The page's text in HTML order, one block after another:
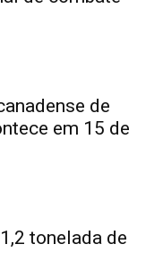
de
em 15 de
tonelada de